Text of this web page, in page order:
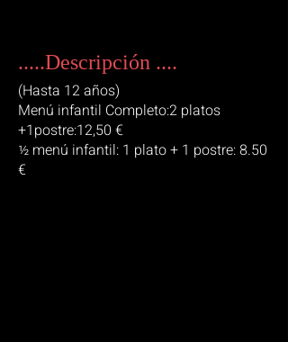
.....Descripción ....
(Hasta 12 años)
Menú infantil Completo:2 platos
+1postre:12,50 €
½ menú infantil: 1 plato + 1 postre: 8.50
€